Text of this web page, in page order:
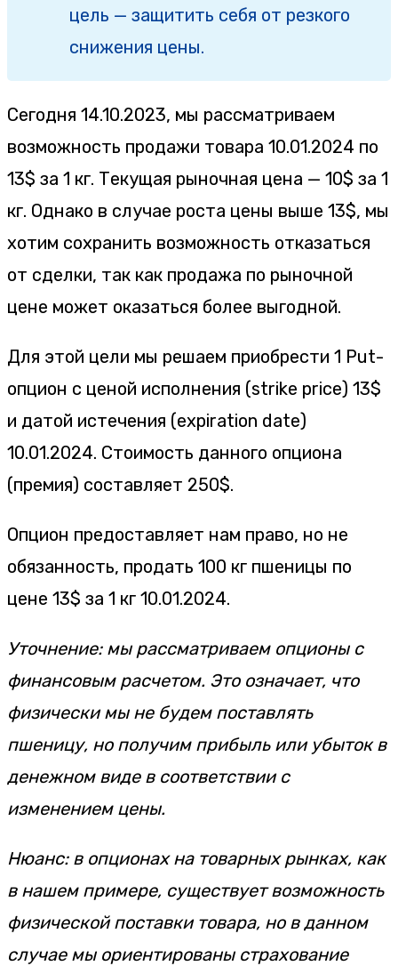
цель — защитить себя от резкого
снижения цены.
Сегодня 14.10.2023, мы рассматриваем
возможность продажи товара 10.01.2024 по
13$ за 1 кг. Текущая рыночная цена — 10$ за 1
кг. Однако в случае роста цены выше 13$, мы
хотим сохранить возможность отказаться
от сделки, так как продажа по рыночной
цене может оказаться более выгодной.
Для этой цели мы решаем приобрести 1 Put-
опцион с ценой исполнения (strike price) 13$
и датой истечения (expiration date)
10.01.2024. Стоимость данного опциона
(премия) составляет 250$.
Опцион предоставляет нам право, но не
обязанность, продать 100 кг пшеницы по
цене 13$ за 1 кг 10.01.2024.
Уточнение: мы рассматриваем опционы с
финансовым расчетом. Это означает, что
физически мы не будем поставлять
пшеницу, но получим прибыль или убыток в
денежном виде в соответствии с
изменением цены.
Нюанс: в опционах на товарных рынках, как
в нашем примере, существует возможность
физической поставки товара, но в данном
случае мы ориентированы страхование